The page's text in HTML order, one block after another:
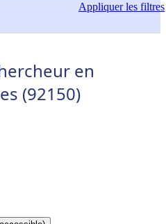
Appliquerles filtres
en
(92150)